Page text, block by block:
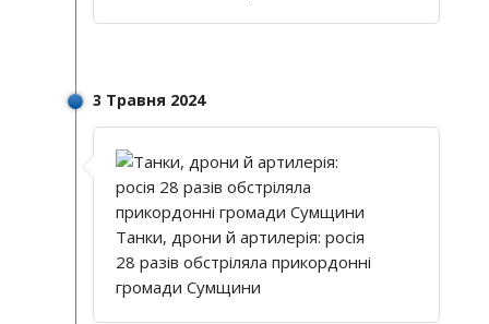
3 Травня 2024
Танки, дрони й артилерія: росія
28 разів обстріляла прикордонні
громади Сумщини